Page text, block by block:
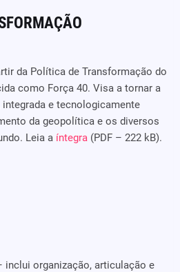
da Política de Transformação do
como Força 40. Visa a tornar a
e tecnologicamente
da geopolítica e os diversos
Leia a íntegra (PDF – 222 kB).
inclui organização, articulação e